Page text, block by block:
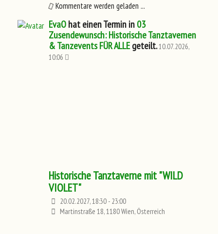
Kommentare werden geladen ...
EvaOhat einen Termin in03
Zusendewunsch: Historische Tanztavernen
& Tanzevents FÜR ALLEgeteilt.10.07.2026,
10:06
Historische Tanztaverne mit "WILD
VIOLET"
20.02.2027, 18:30 - 23:00
Martinstraße 18, 1180 Wien, Österreich